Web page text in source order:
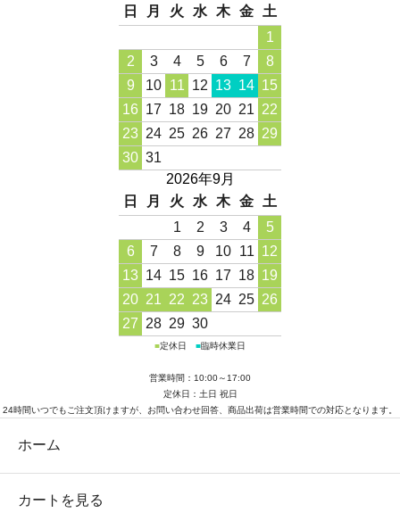
日
月 火 水 木 金
土
1
2
3 4 5 6 7
8
9
10 11 12 13 14 15
16 17 18 19 20 21 22
23 24 25 26 27 28 29
30 31
2026年9月
日
月 火 水 木 金
土
1
2 3 4
5
6
7 8 9 10 11 12
13 14 15 16 17 18 19
20 21 22 23 24 25 26
27 28 29 30
■定休日 ■臨時休業日
営業時間：10:00～17:00
定休日：土日 祝日
24時間いつでもご注文頂けますが、お問い合わせ回答、商品出荷は営業時間での対応となります。
ホーム
カートを見る